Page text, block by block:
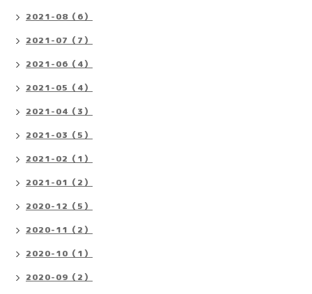
2021-08（6）
2021-07（7）
2021-06（4）
2021-05（4）
2021-04（3）
2021-03（5）
2021-02（1）
2021-01（2）
2020-12（5）
2020-11（2）
2020-10（1）
2020-09（2）